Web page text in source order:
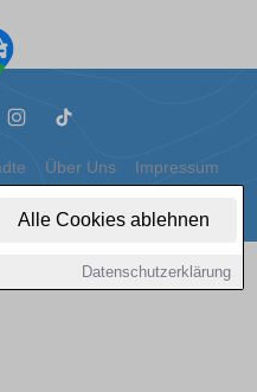
Alle Cookies ablehnen
Datenschutzerklärung
Über Uns Impressum
Cookies
GmbH | Content by: 1a-sites-autos